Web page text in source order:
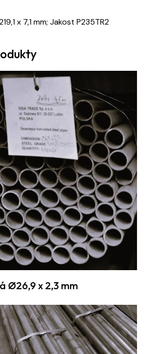
x 7,1 mm; Jakost P235TR2
Ø26,9 x 2,3 mm